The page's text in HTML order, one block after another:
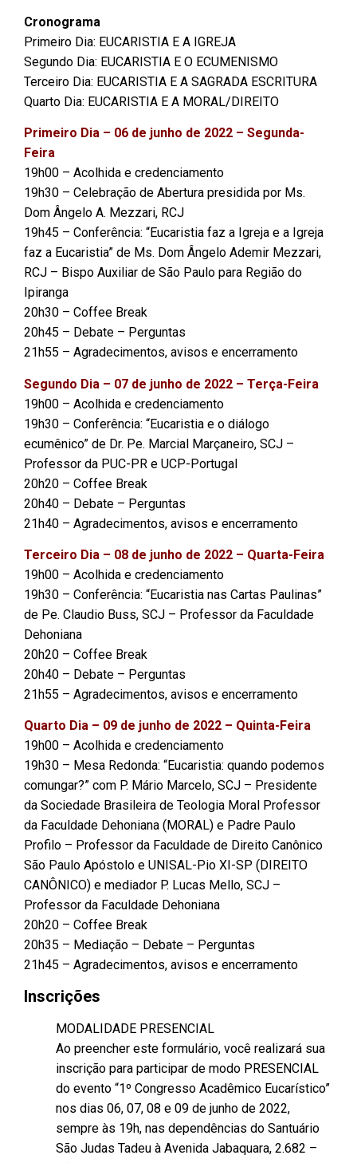
Cronograma
Primeiro Dia: EUCARISTIA E A IGREJA
Segundo Dia: EUCARISTIA E O ECUMENISMO
Terceiro Dia: EUCARISTIA E A SAGRADA ESCRITURA
Quarto Dia: EUCARISTIA E A MORAL/DIREITO
Primeiro Dia – 06 de junho de 2022 – Segunda-
Feira
19h00 – Acolhida e credenciamento
19h30 – Celebração de Abertura presidida por Ms.
Dom Ângelo A. Mezzari, RCJ
19h45 – Conferência: “Eucaristia faz a Igreja e a Igreja
faz a Eucaristia” de Ms. Dom Ângelo Ademir Mezzari,
RCJ – Bispo Auxiliar de São Paulo para Região do
Ipiranga
20h30 – Coffee Break
20h45 – Debate – Perguntas
21h55 – Agradecimentos, avisos e encerramento
Segundo Dia – 07 de junho de 2022 – Terça-Feira
19h00 – Acolhida e credenciamento
19h30 – Conferência: “Eucaristia e o diálogo
ecumênico” de Dr. Pe. Marcial Marçaneiro, SCJ –
Professor da PUC-PR e UCP-Portugal
20h20 – Coffee Break
20h40 – Debate – Perguntas
21h40 – Agradecimentos, avisos e encerramento
Terceiro Dia – 08 de junho de 2022 – Quarta-Feira
19h00 – Acolhida e credenciamento
19h30 – Conferência: “Eucaristia nas Cartas Paulinas”
de Pe. Claudio Buss, SCJ – Professor da Faculdade
Dehoniana
20h20 – Coffee Break
20h40 – Debate – Perguntas
21h55 – Agradecimentos, avisos e encerramento
Quarto Dia – 09 de junho de 2022 – Quinta-Feira
19h00 – Acolhida e credenciamento
19h30 – Mesa Redonda: “Eucaristia: quando podemos
comungar?” com P. Mário Marcelo, SCJ – Presidente
da Sociedade Brasileira de Teologia Moral Professor
da Faculdade Dehoniana (MORAL) e Padre Paulo
Profilo – Professor da Faculdade de Direito Canônico
São Paulo Apóstolo e UNISAL-Pio XI-SP (DIREITO
CANÔNICO) e mediador P. Lucas Mello, SCJ –
Professor da Faculdade Dehoniana
20h20 – Coffee Break
20h35 – Mediação – Debate – Perguntas
21h45 – Agradecimentos, avisos e encerramento
Inscrições
MODALIDADE PRESENCIAL
Ao preencher este formulário, você realizará sua
inscrição para participar de modo PRESENCIAL
do evento “1º Congresso Acadêmico Eucarístico”
nos dias 06, 07, 08 e 09 de junho de 2022,
sempre às 19h, nas dependências do Santuário
São Judas Tadeu à Avenida Jabaquara, 2.682 –